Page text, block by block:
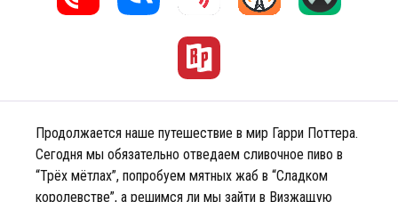
Продолжается наше путешествие в мир Гарри Поттера.
Сегодня мы обязательно отведаем сливочное пиво в
“Трёх мётлах”, попробуем мятных жаб в “Сладком
королевстве”, а решимся ли мы зайти в Визжащую